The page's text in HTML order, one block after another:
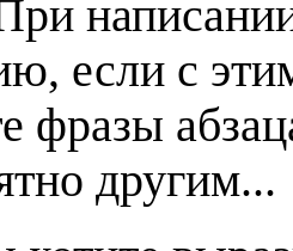
если с
фразы
другим...